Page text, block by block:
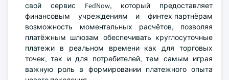
свой сервис FedNow, который предоставляет
финансовым учреждениям и финтех-партнёрам
возможность моментальных расчётов, позволяя
платёжным шлюзам обеспечивать круглосуточные
платежи в реальном времени как для торговых
точек, так и для потребителей, тем самым играя
важную роль в формировании платежного опыта